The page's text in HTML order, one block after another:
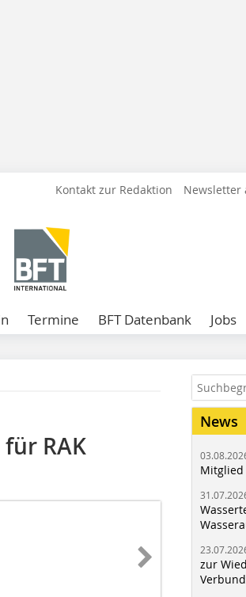
Kontakt zur Redaktion Newsletter
Termine BFT Datenbank Jobs
RAK
News
zur